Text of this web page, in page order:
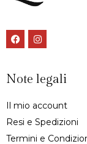
Note legali
Il mio account
Resi e Spedizioni
Termini e